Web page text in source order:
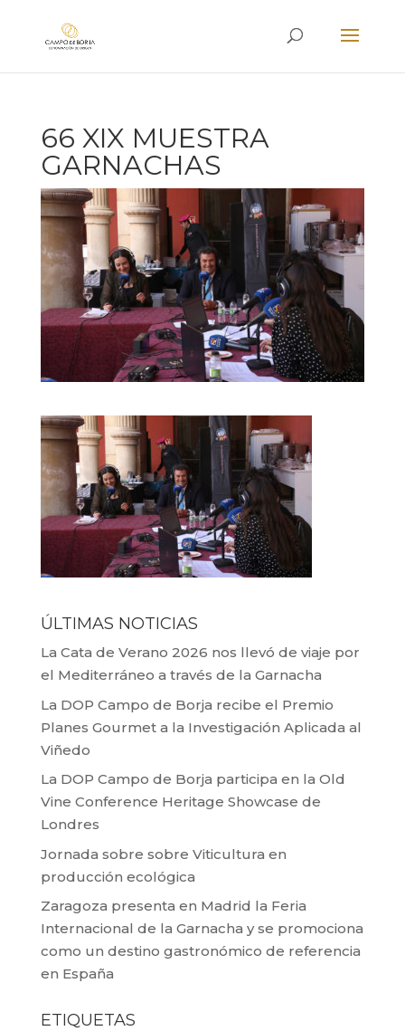
66 XIX MUESTRA
GARNACHAS
ÚLTIMAS NOTICIAS
La Cata de Verano 2026 nos llevó de viaje por
el Mediterráneo a través de la Garnacha
La DOP Campo de Borja recibe el Premio
Planes Gourmet a la Investigación Aplicada al
Viñedo
La DOP Campo de Borja participa en la Old
Vine Conference Heritage Showcase de
Londres
Jornada sobre sobre Viticultura en
producción ecológica
Zaragoza presenta en Madrid la Feria
Internacional de la Garnacha y se promociona
como un destino gastronómico de referencia
en España
ETIQUETAS